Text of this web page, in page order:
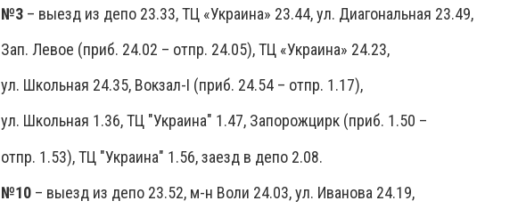
№3 – выезд из депо 23.33, ТЦ «Украина» 23.44, ул. Диагональная 23.49,
Зап. Левое (приб. 24.02 – отпр. 24.05), ТЦ «Украина» 24.23,
ул. Школьная 24.35, Вокзал-І (приб. 24.54 – отпр. 1.17),
ул. Школьная 1.36, ТЦ "Украина" 1.47, Запорожцирк (приб. 1.50 –
отпр. 1.53), ТЦ "Украина" 1.56, заезд в депо 2.08.
№10 – выезд из депо 23.52, м-н Воли 24.03, ул. Иванова 24.19,